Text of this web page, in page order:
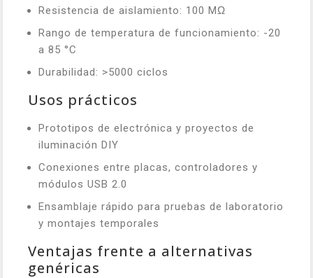
Resistencia de aislamiento: 100 MΩ
Rango de temperatura de funcionamiento: -20
a 85 °C
Durabilidad: >5000 ciclos
Usos prácticos
Prototipos de electrónica y proyectos de
iluminación DIY
Conexiones entre placas, controladores y
módulos USB 2.0
Ensamblaje rápido para pruebas de laboratorio
y montajes temporales
Ventajas frente a alternativas
genéricas